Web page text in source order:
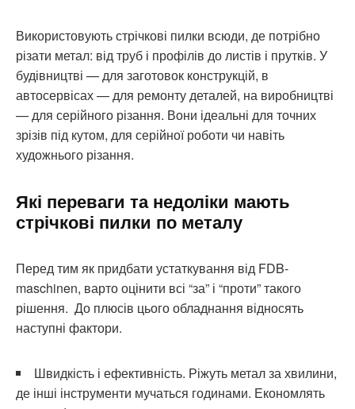
Використовують стрічкові пилки всюди, де потрібно
різати метал: від труб і профілів до листів і прутків. У
будівництві — для заготовок конструкцій, в
автосервісах — для ремонту деталей, на виробництві
— для серійного різання. Вони ідеальні для точних
зрізів під кутом, для серійної роботи чи навіть
художнього різання.
Які переваги та недоліки мають
стрічкові пилки по металу
Перед тим як придбати устаткування від FDB-
maschinen, варто оцінити всі “за” і “проти” такого
рішення. До плюсів цього обладнання відносять
наступні фактори.
Швидкість і ефективність. Ріжуть метал за хвилини,
де інші інструменти мучаться годинами. Економлять